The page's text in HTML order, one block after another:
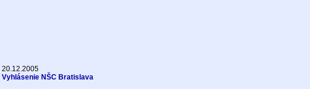
20.12.2005
Vyhlásenie NŠC Bratislava